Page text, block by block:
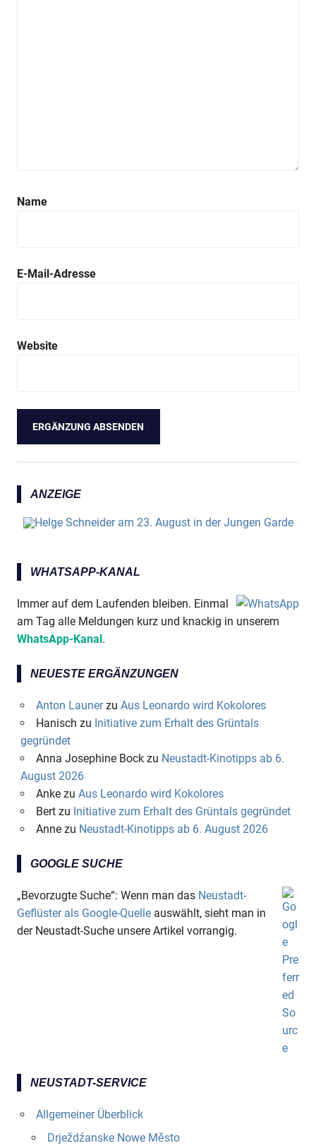
Name
E-Mail-Adresse
Website
ANZEIGE
WHATSAPP-KANAL
Immer auf dem Laufenden bleiben. Einmal
am Tag alle Meldungen kurz und knackig in unserem
WhatsApp-Kanal.
NEUESTE ERGÄNZUNGEN
Anton Launerzu Aus Leonardo wird Kokolores
Hanisch zu Initiative zum Erhalt des Grüntals
gegründet
Anna Josephine Bockzu Neustadt-Kinotipps ab 6.
August 2026
Ankezu Aus Leonardo wird Kokolores
Bertzu Initiative zum Erhalt des Grüntals gegründet
Annezu Neustadt-Kinotipps ab 6. August 2026
GOOGLE SUCHE
„Bevorzugte Suche“: Wenn man das Neustadt-
Geflüster als Google-Quelle auswählt, sieht man in
der Neustadt-Suche unsere Artikel vorrangig.
NEUSTADT-SERVICE
Allgemeiner Überblick
Drježdźanske Nowe Město